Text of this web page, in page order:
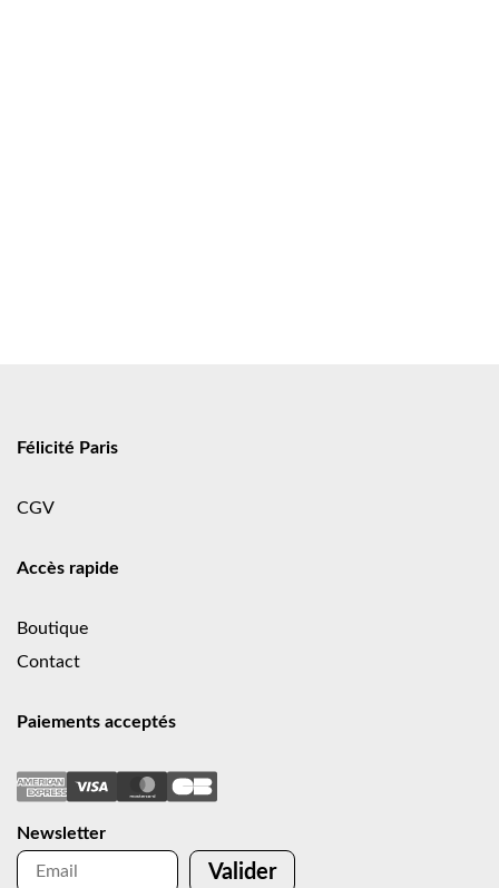
Félicité Paris
CGV
Accès rapide
Boutique
Contact
Paiements acceptés
Newsletter
Valider